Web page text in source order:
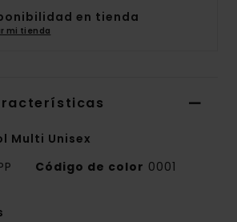
en tienda
mi tienda
Multi Unisex
Código de color 0001